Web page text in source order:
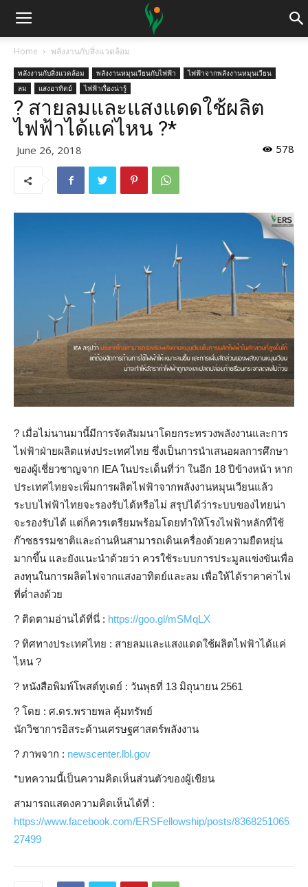
Home พลังงานกับสิ่งแวดล้อม
พลังงานกับสิ่งแวดล้อม พลังงานหมุนเวียนกับไฟฟ้า
ไฟฟ้าจากพลังงานหมุนเวียน
ลม
แสงอาทิตย์ ไฟฟ้าเรื่องน่ารู้
? สายลมและแสงแดดใช้ผลิต
ไฟฟ้าได้แค่ไหน ?*
June 26, 2018 578
?️ เมื่อไม่นานมานี้มีการจัดสัมมนาโดยกระทรวงพลังงานและการ
ไฟฟ้าฝ่ายผลิตแห่งประเทศไทย ซึ่งเป็นการนำเสนอผลการศึกษา
ของผู้เชี่ยวชาญจาก IEA ในประเด็นที่ว่า ในอีก 18 ปีข้างหน้า หาก
ประเทศไทยจะเพิ่มการผลิตไฟฟ้าจากพลังงานหมุนเวียนแล้ว
ระบบไฟฟ้าไทยจะรองรับได้หรือไม่ สรุปได้ว่าระบบของไทยน่า
จะรองรับได้ แต่ก็ควรเตรียมพร้อมโดยทำให้โรงไฟฟ้าหลักที่ใช้
ก๊าซธรรมชาติและถ่านหินสามารถเดินเครื่องด้วยความยืดหยุ่น
มากขึ้น และยังแนะนำด้วยว่า ควรใช้ระบบการประมูลแข่งขันเพื่อ
ลงทุนในการผลิตไฟจากแสงอาทิตย์และลม เพื่อให้ได้ราคาค่าไฟ
ที่ต่ำลงด้วย
? ติดตามอ่านได้ที่นี่ : https://goo.gl/mSMqLX
? ทิศทางประเทศไทย : สายลมและแสงแดดใช้ผลิตไฟฟ้าได้แค่
ไหน ?
? หนังสือพิมพ์โพสต์ทูเดย์ : วันพุธที่ 13 มิถุนายน 2561
? โดย : ศ.ดร.พรายพล คุ้มทรัพย์
นักวิชาการอิสระด้านเศรษฐศาสตร์พลังงาน
?️ ภาพจาก : newscenter.lbl.gov
*บทความนี้เป็นความคิดเห็นส่วนตัวของผู้เขียน
สามารถแสดงความคิดเห็นได้ที่ :
https://www.facebook.com/ERSFellowship/posts/8368251065
27499